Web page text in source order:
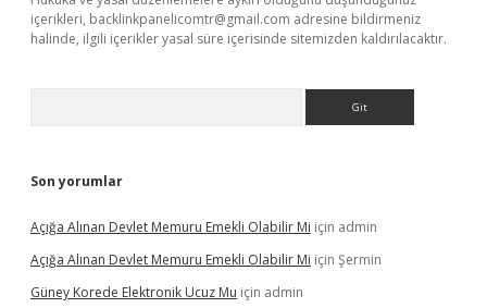
içerikleri, backlinkpanelicomtr@gmail.com adresine bildirmeniz
halinde, ilgili içerikler yasal süre içerisinde sitemizden kaldırılacaktır.
Son yorumlar
Açığa Alınan Devlet Memuru Emekli Olabilir Mi için admin
Açığa Alınan Devlet Memuru Emekli Olabilir Mi için Şermin
Güney Korede Elektronik Ucuz Mu için admin